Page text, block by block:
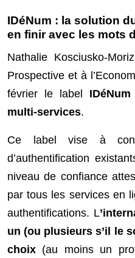
IDéNum : la solution
en finir avec les mots
Nathalie Kosciusko-
Prospective et à
février le label
multi-services.
Ce label vise à
d’authentification
niveau de confiance
par tous les services en
authentifications. L
un (ou plusieurs s’il le
choix (au moins un